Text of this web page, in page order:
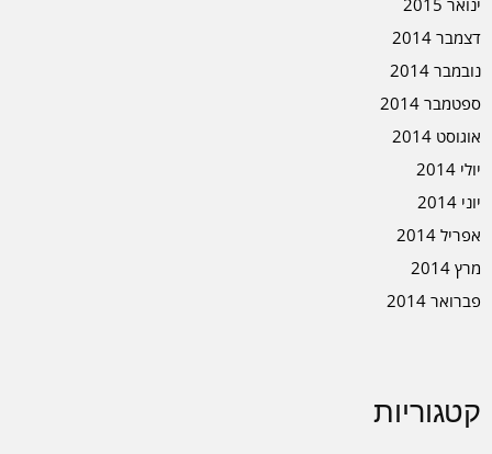
ינואר 2015
דצמבר 2014
נובמבר 2014
ספטמבר 2014
אוגוסט 2014
יולי 2014
יוני 2014
אפריל 2014
מרץ 2014
פברואר 2014
קטגוריות